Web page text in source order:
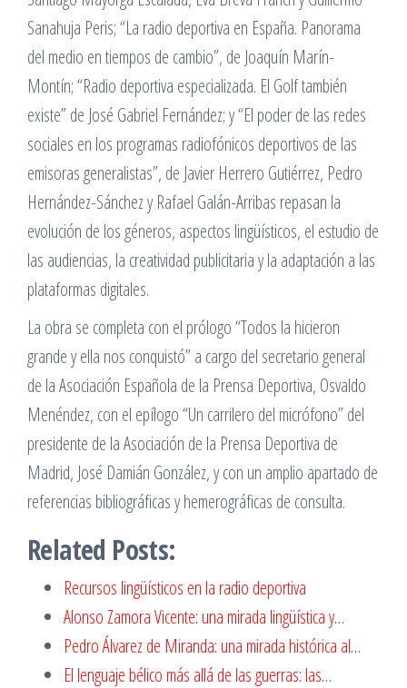
Sanahuja Peris; “La radio deportiva en España. Panorama
del medio en tiempos de cambio”, de Joaquín Marín-
Montín; “Radio deportiva especializada. El Golf también
existe” de José Gabriel Fernández; y “El poder de las redes
sociales en los programas radiofónicos deportivos de las
emisoras generalistas”, de Javier Herrero Gutiérrez, Pedro
Hernández-Sánchez y Rafael Galán-Arribas repasan la
evolución de los géneros, aspectos lingüísticos, el estudio de
las audiencias, la creatividad publicitaria y la adaptación a las
plataformas digitales.
La obra se completa con el prólogo “Todos la hicieron
grande y ella nos conquistó” a cargo del secretario general
de la Asociación Española de la Prensa Deportiva, Osvaldo
Menéndez, con el epílogo “Un carrilero del micrófono” del
presidente de la Asociación de la Prensa Deportiva de
Madrid, José Damián González, y con un amplio apartado de
referencias bibliográficas y hemerográficas de consulta.
Related Posts:
Recursos lingüísticos en la radio deportiva
Alonso Zamora Vicente: una mirada lingüística y…
Pedro Álvarez de Miranda: una mirada histórica al…
El lenguaje bélico más allá de las guerras: las…